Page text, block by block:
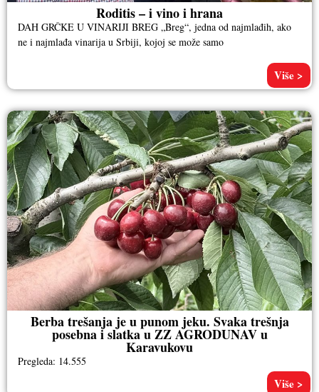
Roditis – i vino i hrana
DAH GRČKE U VINARIJI BREG „Breg“, jedna od najmlađih, ako
ne i najmlađa vinarija u Srbiji, kojoj se može samo
Više >
Berba trešanja je u punom jeku. Svaka trešnja
posebna i slatka u ZZ AGRODUNAV u
Karavukovu
Pregleda: 14.555
Više >